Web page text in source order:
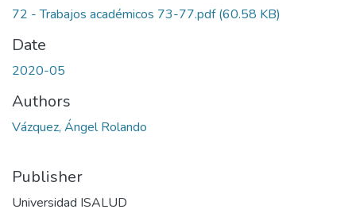
72 - Trabajos académicos 73-77.pdf(60.58 KB)
Date
2020-05
Authors
Vázquez, Ángel Rolando
Publisher
Universidad ISALUD